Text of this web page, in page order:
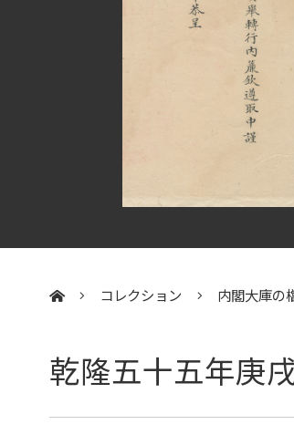
コレクション 内閣大庫の
乾隆五十五年庚